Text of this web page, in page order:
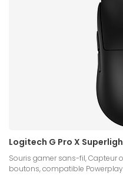
Logitech G Pro X
Souris gamer sans-fil, Capteur
boutons, compatible Powerplay